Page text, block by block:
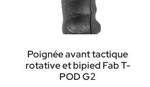
Poignée avant tactique
rotative et bipied Fab T-
POD G2